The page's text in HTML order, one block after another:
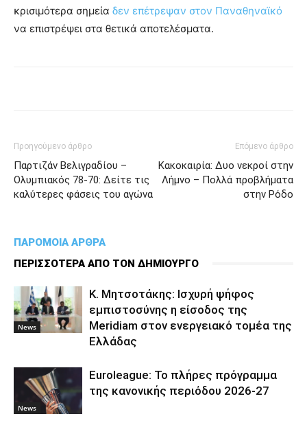
κρισιμότερα σημεία δεν επέτρεψαν στον Παναθηναϊκό
να επιστρέψει στα θετικά αποτελέσματα.
Προηγούμενο άρθρο
Παρτιζάν Βελιγραδίου –
Ολυμπιακός 78-70: Δείτε τις
καλύτερες φάσεις του αγώνα
Επόμενο άρθρο
Κακοκαιρία: Δυο νεκροί στην
Λήμνο – Πολλά προβλήματα
στην Ρόδο
ΠΑΡΟΜΟΙΑ ΑΡΘΡΑ
ΠΕΡΙΣΣΟΤΕΡΑ ΑΠΟ ΤΟΝ ΔΗΜΙΟΥΡΓΟ
News
Κ. Μητσοτάκης: Ισχυρή ψήφος
εμπιστοσύνης η είσοδος της
Meridiam στον ενεργειακό τομέα της
Ελλάδας
News
Euroleague: Το πλήρες πρόγραμμα
της κανονικής περιόδου 2026-27